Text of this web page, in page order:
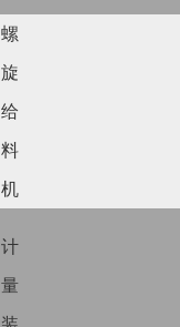
螺
旋
给
料
机
计
量